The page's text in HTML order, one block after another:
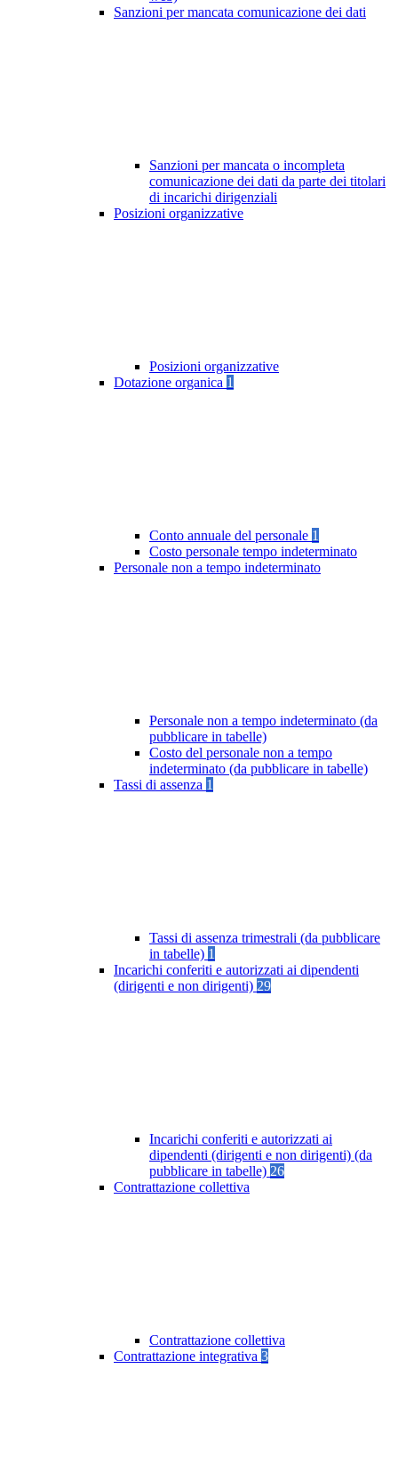
Sanzioni per mancata comunicazione dei dati
Sanzioni per mancata o incompleta
comunicazione dei dati da parte dei titolari
di incarichi dirigenziali
Posizioni organizzative
Posizioni organizzative
Dotazione organica 1
Conto annuale del personale 1
Costo personale tempo indeterminato
Personale non a tempo indeterminato
Personale non a tempo indeterminato (da
pubblicare in tabelle)
Costo del personale non a tempo
indeterminato (da pubblicare in tabelle)
Tassi di assenza 1
Tassi di assenza trimestrali (da pubblicare
in tabelle) 1
Incarichi conferiti e autorizzati ai dipendenti
(dirigenti e non dirigenti) 29
Incarichi conferiti e autorizzati ai
dipendenti (dirigenti e non dirigenti) (da
pubblicare in tabelle) 26
Contrattazione collettiva
Contrattazione collettiva
Contrattazione integrativa 3